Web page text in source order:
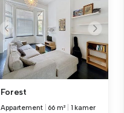
Forest
Appartement 66 m² 1 kamer